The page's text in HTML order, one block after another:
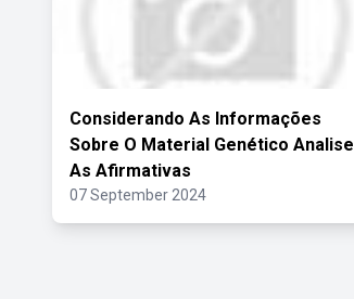
Considerando As Informações
Sobre O Material Genético Analise
As Afirmativas
07 September 2024